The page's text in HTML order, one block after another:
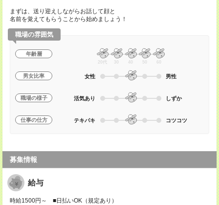
まずは、送り迎えしながらお話して顔と
名前を覚えてもらうことから始めましょう！
職場の雰囲気
年齢層
20代 30 40 50 60
男女比率 女性 男性
職場の様子 活気あり しずか
仕事の仕方 テキパキ コツコツ
募集情報
給与
時給1500円～ ■日払いOK（規定あり）